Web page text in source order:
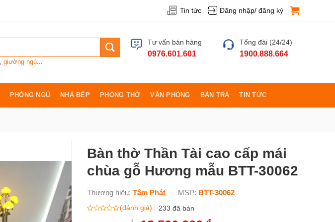
Tin tức Đăng nhập/ đăng ký
giường ngủ
Tư vấn bán hàng
0976.601.601
Tổng đài (24/24)
1900.888.664
PHÒNG NGỦ NHÀ BẾP PHÒNG THỜ VĂN PHÒNG BÀN TRÀ TIN TỨC
Bàn thờ Thần Tài cao cấp mái
chùa gỗ Hương mẫu BTT-30062
Thương hiệu: Tâm Phát MSP: BTT-30062
(đánh giá) 233 đã bán